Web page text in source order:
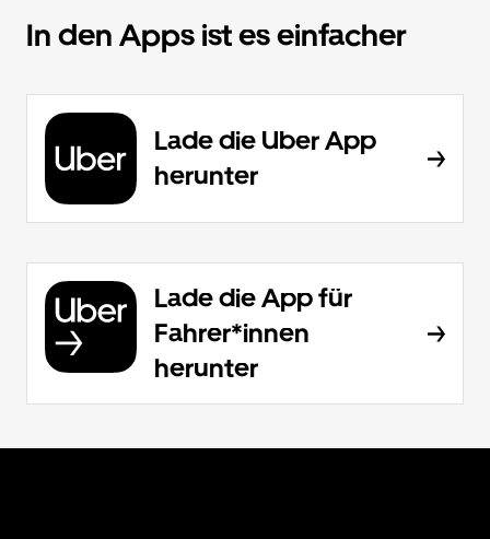
In den Apps ist es einfacher
Lade die Uber App
herunter
Lade die App für
Fahrer*innen
herunter